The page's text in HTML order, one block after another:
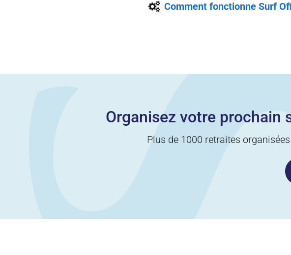
Comment fonctionne Surf
Organisez votre prochain
Plus de 1000 retraites